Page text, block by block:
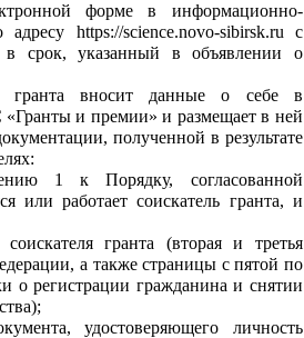
форме в информационно-
https://science.novo-sibirsk.ru с
срок, указанный в объявлении о
гранта вносит данные о себе в
и премии» и размещает в ней
полученной в результате
1 к Порядку, согласованной
или работает соискатель гранта, и
гранта (вторая и третья
а также страницы с пятой по
о регистрации гражданина и снятии
удостоверяющего личность